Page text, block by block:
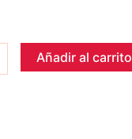
Añadir al carrito